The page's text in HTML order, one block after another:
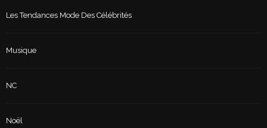
Les Tendances Mode Des Célébrités
Musique
NC
Noël